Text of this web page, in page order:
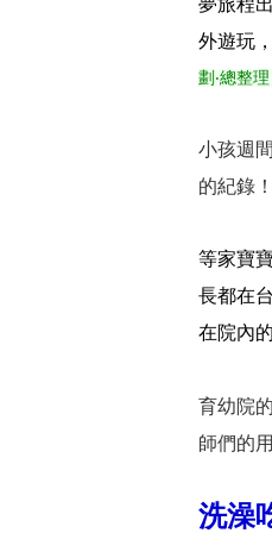
外遊玩
劃‧總整理
小孩週
的紀錄！
等家寶
長都在
在院內
育幼院
師們的
洗澡